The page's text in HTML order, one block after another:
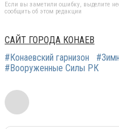
Если вы заметили ошибку, выделите
сообщить об этом редакции
САЙТ ГОРОДА КОНАЕВ
#Конаевский гарнизон
#Вооруженные Силы РК